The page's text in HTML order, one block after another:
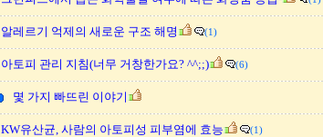
알레르기 억제의 새로운 구조 해명 (1)
아토피 관리 지침(너무 거창한가요? ^^;;) (6)
몇 가지 빠뜨린 이야기
KW유산균, 사람의 아토피성 피부염에 효능 (1)